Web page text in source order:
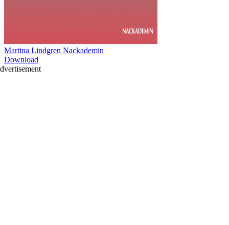
Martina Lindgren Nackademin
Download